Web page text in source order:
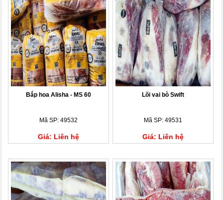
Bắp hoa Alisha - MS 60
Mã SP: 49532
Giá: Liên hệ
Lõi vai bò Swift
Mã SP: 49531
Giá: Liên hệ